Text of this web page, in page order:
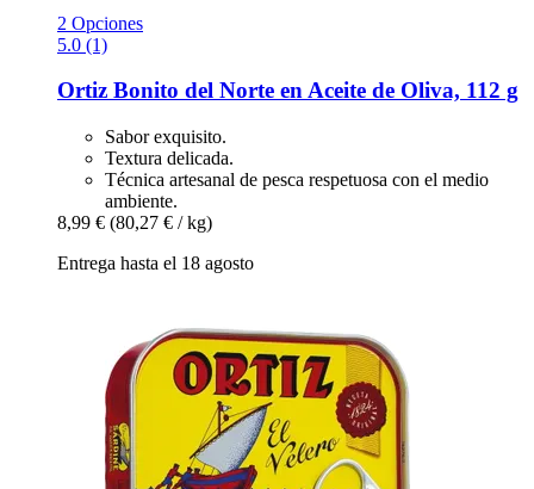
2 Opciones
5.0 (1)
Ortiz Bonito del Norte en Aceite de Oliva, 112 g
Sabor exquisito.
Textura delicada.
Técnica artesanal de pesca respetuosa con el medio
ambiente.
8,99 € (80,27 € / kg)
Entrega hasta el 18 agosto